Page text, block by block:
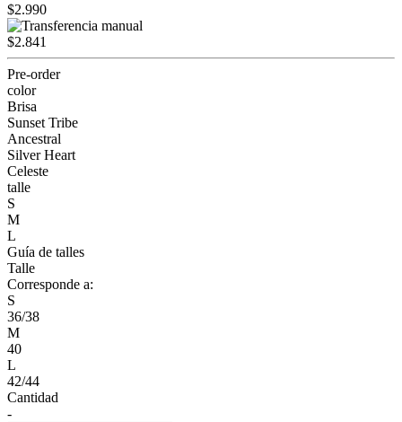
$2.990
$2.841
Pre-order
color
Brisa
Sunset Tribe
Ancestral
Silver Heart
Celeste
talle
S
M
L
Guía de talles
Talle
Corresponde a:
S
36/38
M
40
L
42/44
Cantidad
-